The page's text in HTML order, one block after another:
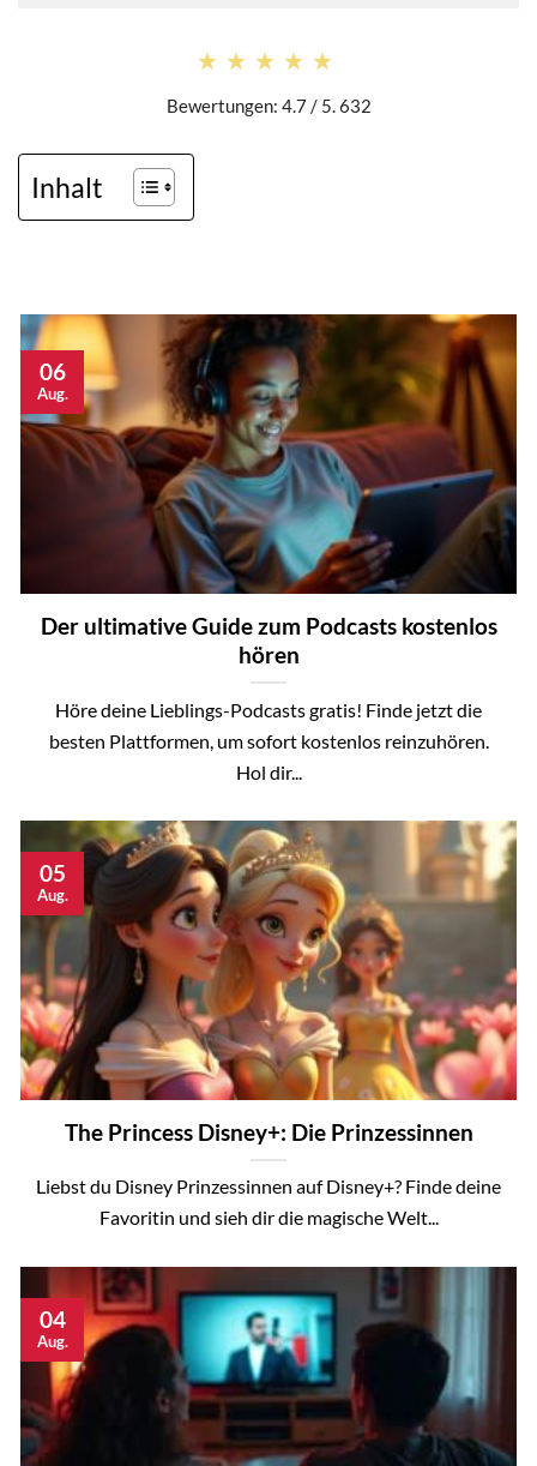
★★★★★
★★★★★
Bewertungen: 4.7 / 5. 632
Inhalt
Der ultimative Guide zum Podcasts kostenlos
hören
Höre deine Lieblings-Podcasts gratis! Finde jetzt die
besten Plattformen, um sofort kostenlos reinzuhören.
Hol dir...
06
Aug.
The Princess Disney+: Die Prinzessinnen
Liebst du Disney Prinzessinnen auf Disney+? Finde deine
Favoritin und sieh dir die magische Welt...
05
Aug.
04
Aug.